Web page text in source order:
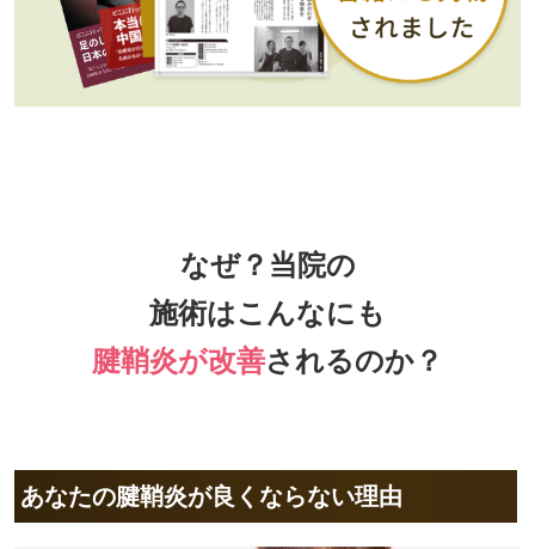
なぜ？当院の
施術はこんなにも
腱鞘炎が改善されるのか？
あなたの腱鞘炎が良くならない理由